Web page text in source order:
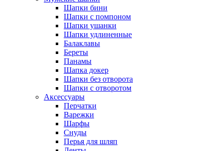
Шапки бини
Шапки с помпоном
Шапки ушанки
Шапки удлиненные
Балаклавы
Береты
Панамы
Шапка докер
Шапки без отворота
Шапки с отворотом
Аксессуары
Перчатки
Варежки
Шарфы
Снуды
Перья для шляп